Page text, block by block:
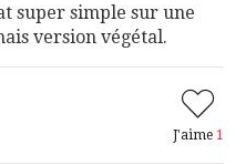
super simple sur une
version végétal.
J'aime 1